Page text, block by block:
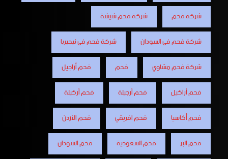
شركة فحم
شركة فحم شيشة
شركة فحم في السودان
شركة فحم في نيجيريا
شركة فحم مشاوي
فحم
فحم أراجيل
فحم أراكيل
فحم أرجيلة
فحم أركيلة
فحم أكاسيا
فحم افريقي
فحم الأردن
فحم البر
فحم السعودية
فحم السودان